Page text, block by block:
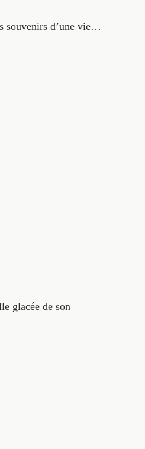
souvenirs d’une vie…
glacée de son